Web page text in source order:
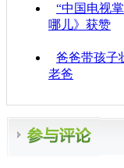
“中国电视
哪儿》获赞
爸爸带孩子
老爸